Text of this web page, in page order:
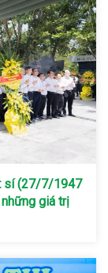
sí (27/7/1947
giá trị